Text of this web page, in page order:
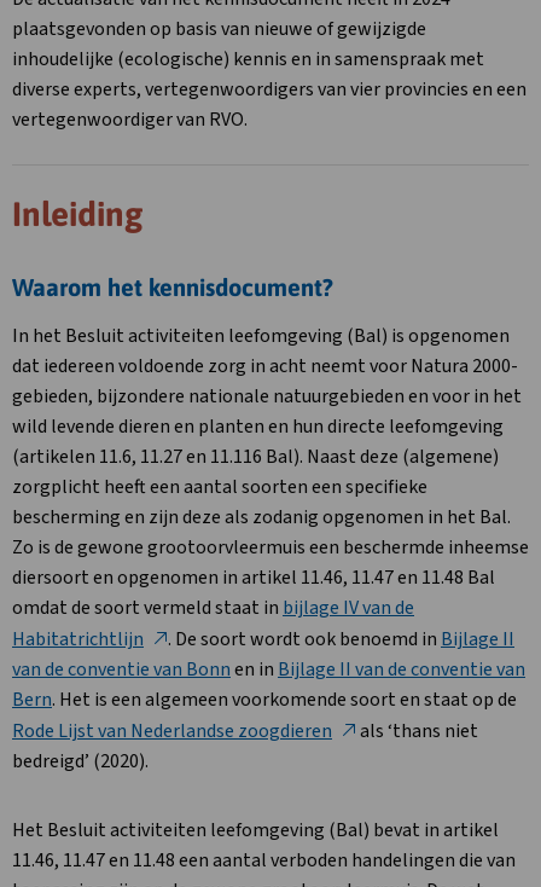
plaatsgevonden op basis van nieuwe of gewijzigde
inhoudelijke (ecologische) kennis en in samenspraak met
diverse experts, vertegenwoordigers van vier provincies en een
vertegenwoordiger van RVO.
Inleiding
Waarom het kennisdocument?
In het Besluit activiteiten leefomgeving (Bal) is opgenomen
dat iedereen voldoende zorg in acht neemt voor Natura 2000-
gebieden, bijzondere nationale natuurgebieden en voor in het
wild levende dieren en planten en hun directe leefomgeving
(artikelen 11.6, 11.27 en 11.116 Bal). Naast deze (algemene)
zorgplicht heeft een aantal soorten een specifieke
bescherming en zijn deze als zodanig opgenomen in het Bal.
Zo is de gewone grootoorvleermuis een beschermde inheemse
diersoort en opgenomen in artikel 11.46, 11.47 en 11.48 Bal
omdat de soort vermeld staat in bijlage IV van de
Habitatrichtlijn
. De soort wordt ook benoemd in Bijlage II
van de conventie van Bonnen in Bijlage II van de conventie van
Bern. Het is een algemeen voorkomende soort en staat op de
Rode Lijst van Nederlandse zoogdieren
als ‘thans niet
bedreigd’ (2020).
Het Besluit activiteiten leefomgeving (Bal) bevat in artikel
11.46, 11.47 en 11.48 een aantal verboden handelingen die van